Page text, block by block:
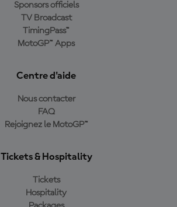
Sponsors officiels
TV Broadcast
TimingPass™
MotoGP™ Apps
Centre d'aide
Nous contacter
FAQ
Rejoignez le MotoGP™
Tickets & Hospitality
Tickets
Hospitality